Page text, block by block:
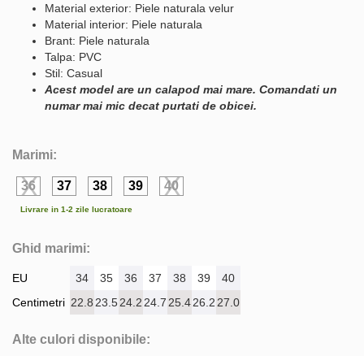
Material exterior: Piele naturala velur
Material interior: Piele naturala
Brant: Piele naturala
Talpa: PVC
Stil: Casual
Acest model are un calapod mai mare. Comandati un
numar mai mic decat purtati de obicei.
Marimi:
36 37 38 39 40
Livrare in 1-2 zile lucratoare
Ghid marimi:
EU
Centimetri
34 35 36 37 38 39
40
22.8 23.524.2 24.7 25.426.2 27.0
Alte culori disponibile: